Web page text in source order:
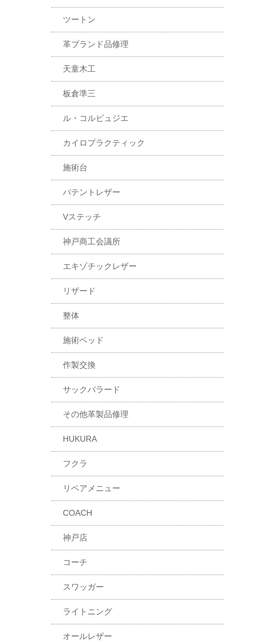
ツートン
革ブランド品修理
天童木工
板倉準三
ル・コルビュジエ
カイロプラクティック
施術台
パテントレザー
Vステッチ
神戸商工会議所
エキゾチックレザー
リザード
整体
施術ベッド
作製交換
サックバラード
その他革製品修理
HUKURA
フクラ
リペアメニュー
COACH
神戸店
コーチ
スワッガー
ライトニング
オールレザー